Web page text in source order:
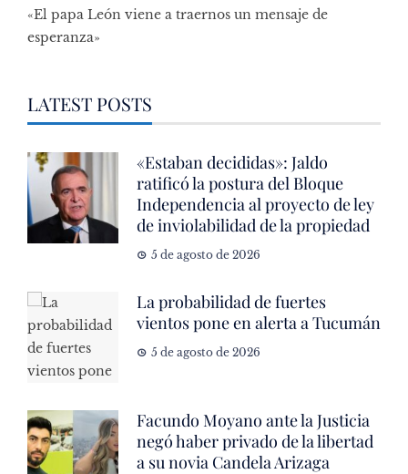
«El papa León viene a traernos un mensaje de
esperanza»
LATEST POSTS
«Estaban decididas»: Jaldo
ratificó la postura del Bloque
Independencia al proyecto de ley
de inviolabilidad de la propiedad
5 de agosto de 2026
La probabilidad de fuertes
vientos pone en alerta a Tucumán
5 de agosto de 2026
Facundo Moyano ante la Justicia
negó haber privado de la libertad
a su novia Candela Arizaga